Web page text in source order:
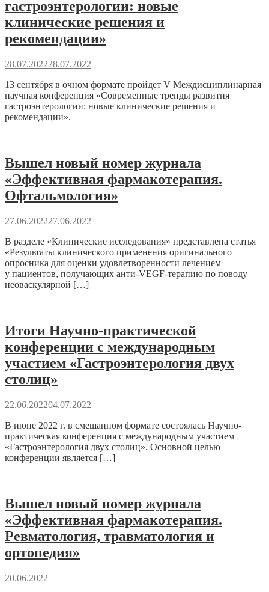
гастроэнтерологии: новые
клинические решения и
рекомендации»
28.07.202228.07.2022
13 сентября в очном формате пройдет V Междисциплинарная
научная конференция «Современные тренды развития
гастроэнтерологии: новые клинические решения и
рекомендации».
Вышел новый номер журнала
«Эффективная фармакотерапия.
Офтальмология»
27.06.202227.06.2022
В разделе «Клинические исследования» представлена статья
«Результаты клинического применения оригинального
опросника для оценки удовлетворенности лечением
у пациентов, получающих анти-VEGF-терапию по поводу
неоваскулярной […]
Итоги Научно-практической
конференции с международным
участием «Гастроэнтерология двух
столиц»
22.06.202204.07.2022
В июне 2022 г. в смешанном формате состоялась Научно-
практическая конференция с международным участием
«Гастроэнтерология двух столиц». Основной целью
конференции является […]
Вышел новый номер журнала
«Эффективная фармакотерапия.
Ревматология, травматология и
ортопедия»
20.06.2022